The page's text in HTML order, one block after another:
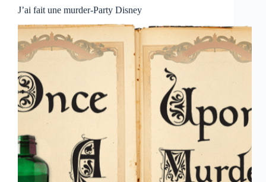
J’ai fait une murder-Party Disney